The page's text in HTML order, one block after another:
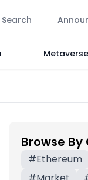
Search
Metaverse
Browse
#Ethereum